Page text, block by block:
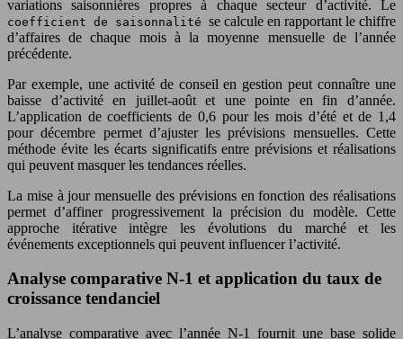
variations saisonnières propres à chaque secteur d’activité. Le
coefficient de saisonnalité se calcule en rapportant le chiffre
d’affaires de chaque mois à la moyenne mensuelle de l’année
précédente.
Par exemple, une activité de conseil en gestion peut connaître une
baisse d’activité en juillet-août et une pointe en fin d’année.
L’application de coefficients de 0,6 pour les mois d’été et de 1,4
pour décembre permet d’ajuster les prévisions mensuelles. Cette
méthode évite les écarts significatifs entre prévisions et réalisations
qui peuvent masquer les tendances réelles.
La mise à jour mensuelle des prévisions en fonction des réalisations
permet d’affiner progressivement la précision du modèle. Cette
approche itérative intègre les évolutions du marché et les
événements exceptionnels qui peuvent influencer l’activité.
Analyse comparative N-1 et application du taux de
croissance tendanciel
L’analyse comparative avec l’année N-1 fournit une base solide